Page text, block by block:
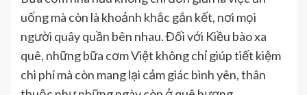
uống mà còn là khoảnh khắc gắn kết, nơi mọi
người quây quần bên nhau. Đối với Kiều bào xa
quê, những bữa cơm Việt không chỉ giúp tiết kiệm
chi phí mà còn mang lại cảm giác bình yên, thân